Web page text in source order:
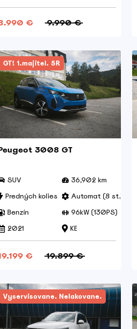
€ 9.990 €
GT! 1.majitel. SR
3008 GT
SUV
36,902 km
Predných kolies
Automat (8 st.)
Benzín
96kW (130PS)
2021
KE
€ 19.899 €
Vyservisovane. Nelakovane.